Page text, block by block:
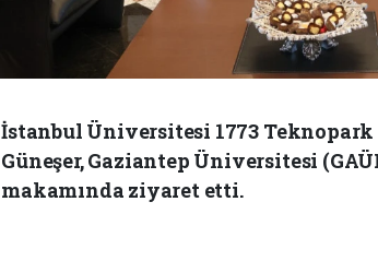
İstanbul Üniversitesi 1773
Güneşer, Gaziantep Üniversitesi
makamında ziyaret etti.